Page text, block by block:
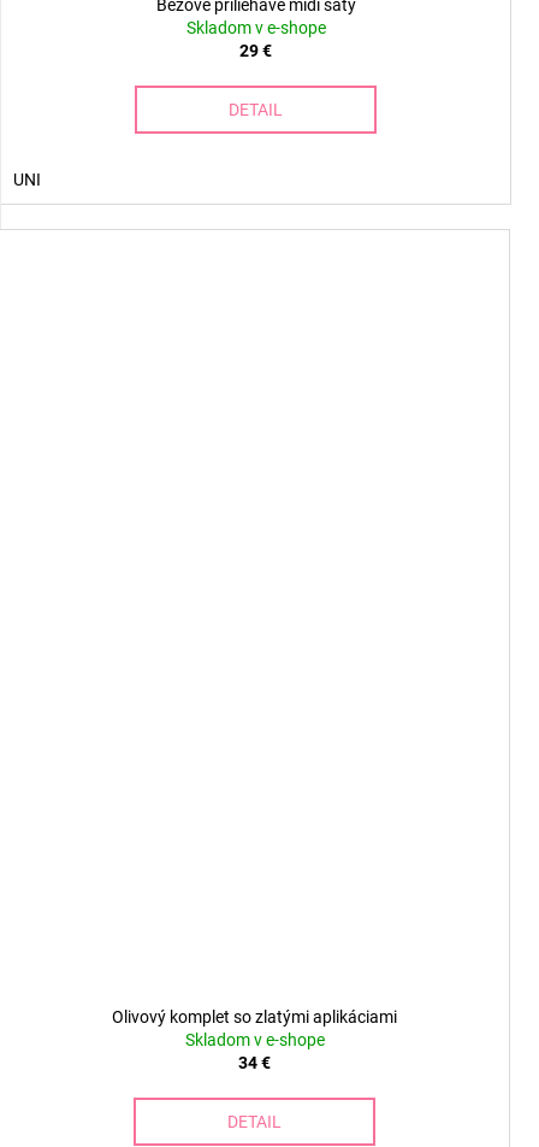
Béžové priliehavé midi šaty
Skladom v e-shope
29 €
DETAIL
UNI
Olivový komplet so zlatými aplikáciami
Skladom v e-shope
34 €
DETAIL